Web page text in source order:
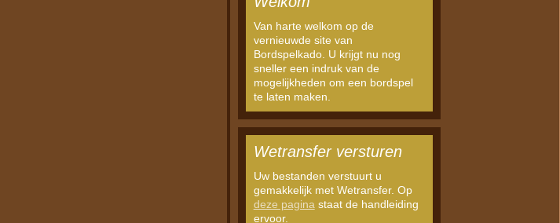
Van harte welkom op de
vernieuwde site van
Bordspelkado. U krijgt nu nog
sneller een indruk van de
mogelijkheden om een bordspel
te laten maken.
Wetransfer versturen
Uw bestanden verstuurt u
gemakkelijk met Wetransfer. Op
deze pagina staat de handleiding
ervoor.